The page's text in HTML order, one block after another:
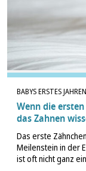
BABYS ERSTES JAHR
Wenn die
das Zahnen
Das erste
Meilenstein in der
ist oft nicht ganz